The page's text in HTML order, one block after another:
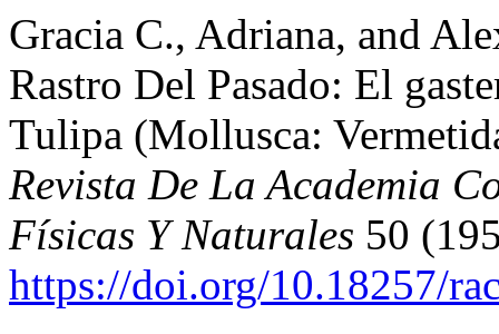
Gracia C., Adriana, and
Rastro Del Pasado: El
Tulipa (Mollusca:
Revista De La Academia
Físicas Y Naturales 50
https://doi.org/10.18257/